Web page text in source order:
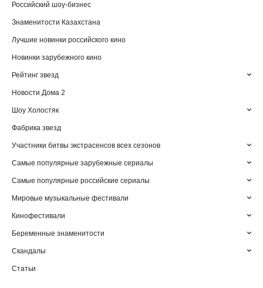
Российский шоу-бизнес
Знаменитости Казахстана
Лучшие новинки российского кино
Новинки зарубежного кино
Рейтинг звезд
Новости Дома 2
Шоу Холостяк
Фабрика звезд
Участники битвы экстрасенсов всех сезонов
Самые популярные зарубежные сериалы
Самые популярные российские сериалы
Мировые музыкальные фестивали
Кинофестивали
Беременные знаменитости
Скандалы
Статьи